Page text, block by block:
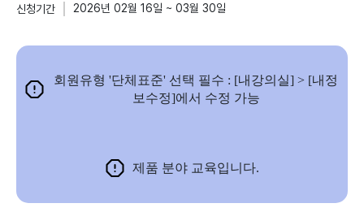
신청기간
2026년 02월 16일 ~ 03월 30일
회원유형 '단체표준' 선택 필수 : [내강의실] > [내정
보수정]에서 수정 가능
제품 분야 교육입니다.